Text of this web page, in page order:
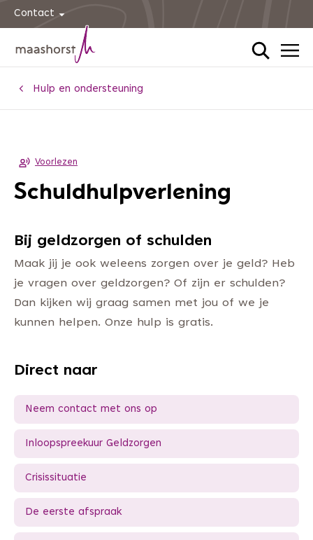
Contact
HomeHulp en ondersteuning
Voorlezen
Schuldhulpverlening
Bij geldzorgen of schulden
Maak jij je ook weleens zorgen over je geld? Heb
je vragen over geldzorgen? Of zijn er schulden?
Dan kijken wij graag samen met jou of we je
kunnen helpen. Onze hulp is gratis.
Direct naar
Neem contact met ons op
Inloopspreekuur Geldzorgen
Crisissituatie
De eerste afspraak